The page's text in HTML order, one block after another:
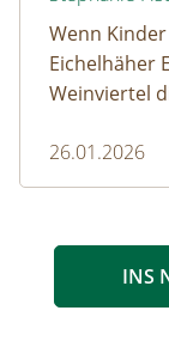
Wenn
Eichelhäher
Weinviertel
26.01.2026
INS